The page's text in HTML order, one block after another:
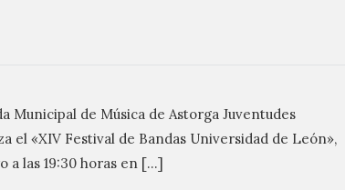
Municipal de Música de Astorga Juventudes
el «XIV Festival de Bandas Universidad de León»,
a las 19:30 horas en […]